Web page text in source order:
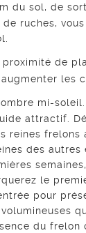
du sol, de
de ruches,
de
les
mi-
attractif.
reines
des autres
le
pour
du